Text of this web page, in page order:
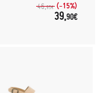
46,95€ (-15%)
39,90€